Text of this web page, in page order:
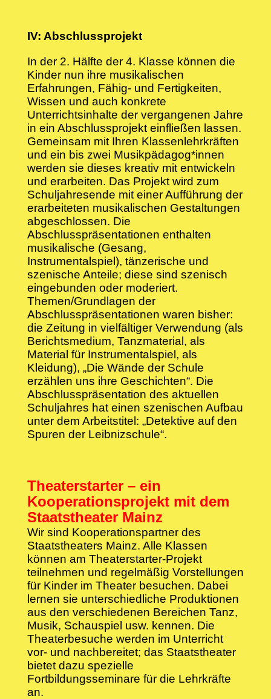
IV: Abschlussprojekt
In der 2. Hälfte der 4. Klasse können die
Kinder nun ihre musikalischen
Erfahrungen, Fähig- und Fertigkeiten,
Wissen und auch konkrete
Unterrichtsinhalte der vergangenen Jahre
in ein Abschlussprojekt einfließen lassen.
Gemeinsam mit Ihren Klassenlehrkräften
und ein bis zwei Musikpädagog*innen
werden sie dieses kreativ mit entwickeln
und erarbeiten. Das Projekt wird zum
Schuljahresende mit einer Aufführung der
erarbeiteten musikalischen Gestaltungen
abgeschlossen. Die
Abschlusspräsentationen enthalten
musikalische (Gesang,
Instrumentalspiel), tänzerische und
szenische Anteile; diese sind szenisch
eingebunden oder moderiert.
Themen/Grundlagen der
Abschlusspräsentationen waren bisher:
die Zeitung in vielfältiger Verwendung (als
Berichtsmedium, Tanzmaterial, als
Material für Instrumentalspiel, als
Kleidung), „Die Wände der Schule
erzählen uns ihre Geschichten“. Die
Abschlusspräsentation des aktuellen
Schuljahres hat einen szenischen Aufbau
unter dem Arbeitstitel: „Detektive auf den
Spuren der Leibnizschule“.
Theaterstarter – ein
Kooperationsprojekt mit dem
Staatstheater Mainz
Wir sind Kooperationspartner des
Staatstheaters Mainz. Alle Klassen
können am Theaterstarter-Projekt
teilnehmen und regelmäßig Vorstellungen
für Kinder im Theater besuchen. Dabei
lernen sie unterschiedliche Produktionen
aus den verschiedenen Bereichen Tanz,
Musik, Schauspiel usw. kennen. Die
Theaterbesuche werden im Unterricht
vor- und nachbereitet; das Staatstheater
bietet dazu spezielle
Fortbildungsseminare für die Lehrkräfte
an.